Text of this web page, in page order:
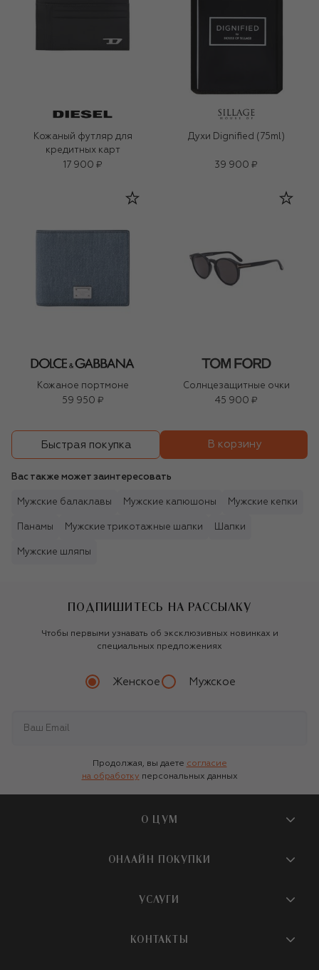
Кожаный футляр для
кредитных карт
17 900 ₽
Духи Dignified (75ml)
39 900 ₽
Кожаное портмоне
59 950 ₽
Солнцезащитные очки
45 900 ₽
Быстрая покупка В корзину
Вас также может заинтересовать
Мужские балаклавы Мужские капюшоны Мужские кепки
Панамы Мужские трикотажные шапки Шапки
Мужские шляпы
ПОДПИШИТЕСЬ НА РАССЫЛКУ
Чтобы первыми узнавать об эксклюзивных новинках и
специальных предложениях
Женское Мужское
Продолжая, вы даете согласие
на обработку персональных данных
О ЦУМ
О магазине
Бутики и ПВЗ ЦУМ
ОНЛАЙН ПОКУПКИ
Доставка
УСЛУГИ
КОНТАКТЫ